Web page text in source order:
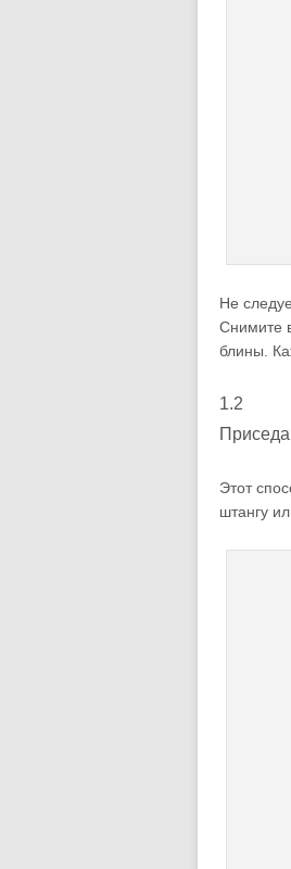
Не
Снимите
блины.
1.2
Этот
штангу